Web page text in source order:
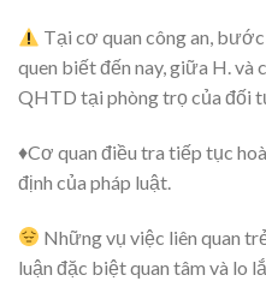
Tại cơ quan công an,
quen biết đến nay, giữa H. và
QHTD tại phòng trọ của đối
♦️Cơ quan điều tra tiếp tục
định của pháp luật.
Những vụ việc liên quan
luận đặc biệt quan tâm và lo